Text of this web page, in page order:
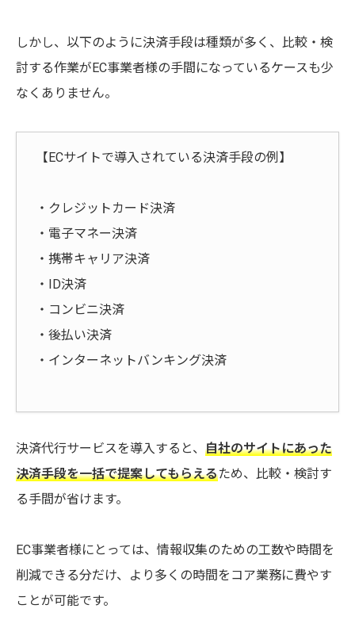
しかし、以下のように決済手段は種類が多く、比較・検
討する作業がEC事業者様の手間になっているケースも少
なくありません。
【ECサイトで導入されている決済手段の例】
・クレジットカード決済
・電子マネー決済
・携帯キャリア決済
・ID決済
・コンビニ決済
・後払い決済
・インターネットバンキング決済
決済代行サービスを導入すると、 自社のサイトにあった
決済手段を一括で提案してもらえるため、比較・検討す
る手間が省けます。
EC事業者様にとっては、情報収集のための工数や時間を
削減できる分だけ、より多くの時間をコア業務に費やす
ことが可能です。